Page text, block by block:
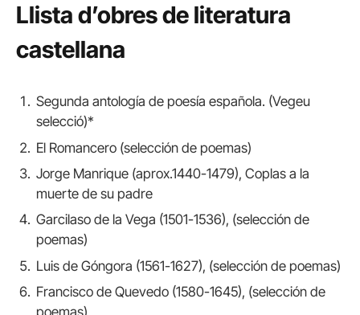
Llista d’obres de literatura
castellana
Segunda antología de poesía española. (Vegeu
selecció)*
El Romancero (selección de poemas)
Jorge Manrique (aprox.1440-1479), Coplas a la
muerte de su padre
Garcilaso de la Vega (1501-1536), (selección de
poemas)
Luis de Góngora (1561-1627), (selección de poemas)
Francisco de Quevedo (1580-1645), (selección de